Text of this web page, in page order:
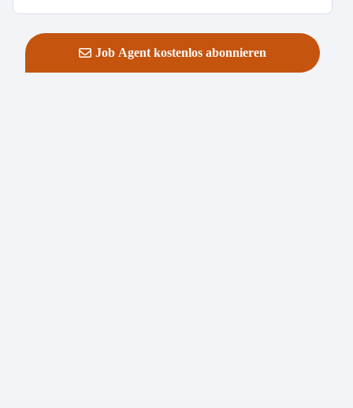
Job Agent kostenlos abonnieren